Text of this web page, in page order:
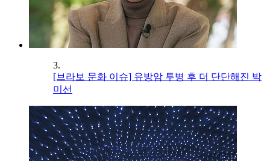
3.
[브라보 문화 이슈] 유방암 투병 후 더 단단해진 박
미선